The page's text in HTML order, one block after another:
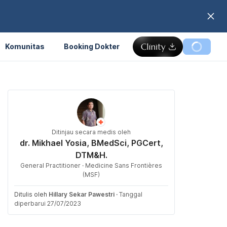
Komunitas Booking Dokter
Ditinjau secara medis oleh
dr. Mikhael Yosia, BMedSci, PGCert,
DTM&H.
General Practitioner · Medicine Sans Frontières
(MSF)
Ditulis oleh Hillary Sekar Pawestri · Tanggal
diperbarui 27/07/2023